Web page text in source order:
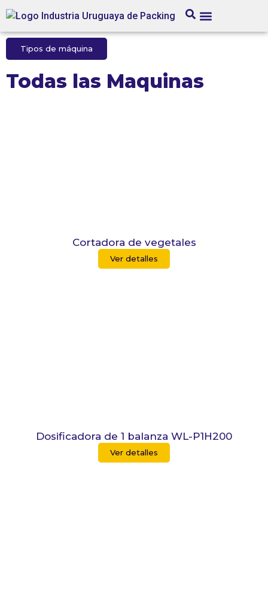
Tipos de máquina
Todas las Maquinas
Cortadora de vegetales
Ver detalles
Dosificadora de 1 balanza WL-P1H200
Ver detalles